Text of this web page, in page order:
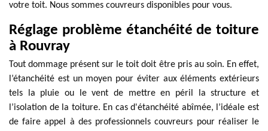
votre toit. Nous sommes couvreurs disponibles pour vous.
Réglage problème étanchéité de toiture
à Rouvray
Tout dommage présent sur le toit doit être pris au soin. En effet,
l’étanchéité est un moyen pour éviter aux éléments extérieurs
tels la pluie ou le vent de mettre en péril la structure et
l’isolation de la toiture. En cas d'étanchéité abîmée, l’idéale est
de faire appel à des professionnels couvreurs pour réaliser le